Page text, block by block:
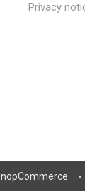
Privacy
nopCommerce